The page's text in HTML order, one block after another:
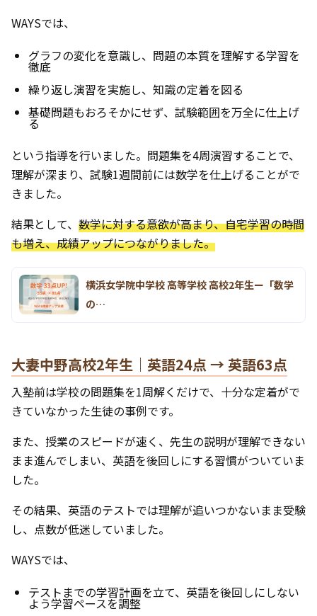
WAYSでは、
グラフの変化を意識し、問題の本質を理解する学習を
徹底
繰り返し演習を実施し、知識の定着を図る
基礎問題もおろそかにせず、試験範囲を万全に仕上げ
る
という指導を行いました。問題集を4周演習することで、
理解が深まり、試験1週間前には数学を仕上げることがで
きました。
結果として、 数学に対する意欲が高まり、自宅学習の時間
も増え、成績アップにつながりました。
横浜女学院中学校 高等学校 高校2年生ー「数学
の…
大妻中野高校2年生｜英語24点 → 英語63点
入塾前は学校の問題集を1周解くだけで、十分な定着がで
きていなかった生徒の事例です。
また、授業のスピードが速く、先生の説明が理解できない
まま進んでしまい、英語を後回しにする習慣がついていま
した。
その結果、英語のテストでは理解が追いつかないまま受験
し、点数が低迷していました。
WAYSでは、
テストまでの学習計画を立て、英語を後回しにしない
よう学習ペースを調整